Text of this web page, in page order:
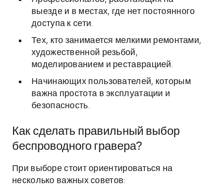
выезде и в местах, где нет постоянного
доступа к сети.
Тех, кто занимается мелкими ремонтами,
художественной резьбой,
моделированием и реставрацией.
Начинающих пользователей, которым
важна простота в эксплуатации и
безопасность.
Как сделать правильный выбор
беспроводного гравера?
При выборе стоит ориентироваться на
несколько важных советов: